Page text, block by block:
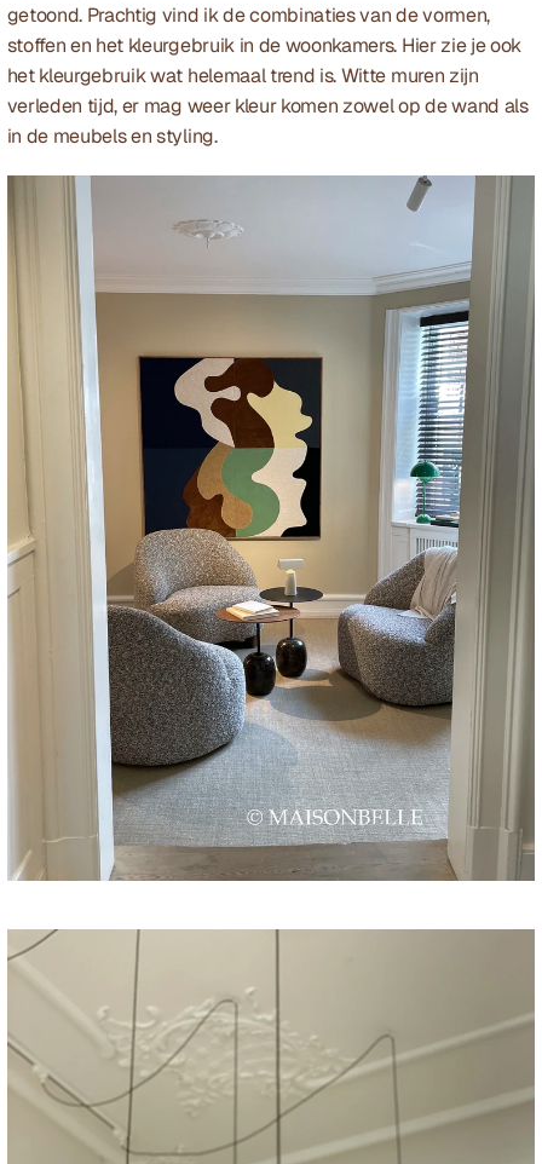
getoond. Prachtig vind ik de combinaties van de vormen,
stoffen en het kleurgebruik in de woonkamers. Hier zie je ook
het kleurgebruik wat helemaal trend is. Witte muren zijn
verleden tijd, er mag weer kleur komen zowel op de wand als
in de meubels en styling.